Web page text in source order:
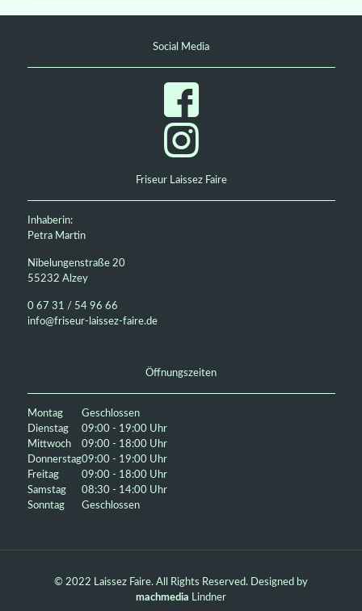
Social Media
Friseur Laissez Faire
Inhaberin:
Petra Martin
Nibelungenstraße 20
55232 Alzey
0 67 31 / 54 96 66
info@friseur-laissez-faire.de
Öffnungszeiten
Montag
Geschlossen
Dienstag
09:00 - 19:00 Uhr
Mittwoch
09:00 - 18:00 Uhr
Donnerstag09:00 - 19:00 Uhr
Freitag
09:00 - 18:00 Uhr
Samstag
08:30 - 14:00 Uhr
Sonntag
Geschlossen
© 2022 Laissez Faire. All Rights Reserved. Designed by
machmedia Lindner